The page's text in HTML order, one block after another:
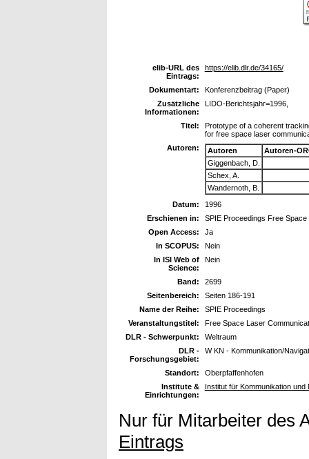
elib-URL des
Eintrags:
https://elib.dlr.de/34165/
Dokumentart:
Konferenzbeitrag (Paper)
Zusätzliche
Informationen:
LIDO-Berichtsjahr=1996,
Titel:
Prototype of a coherent
for free space laser
Autoren:
Autoren
Autoren-
Giggenbach, D.
Schex, A.
Wandernoth, B.
Datum:
1996
Erschienen in:
SPIE Proceedings Free
Open Access:
Ja
In SCOPUS:
Nein
In ISI Web of
Science:
Nein
Band:
2699
Seitenbereich:
Seiten 186-191
Name der Reihe:
SPIE Proceedings
Veranstaltungstitel:
Free Space Laser
DLR - Schwerpunkt:
Weltraum
DLR -
Forschungsgebiet:
W KN - Kommunikation/
Standort:
Oberpfaffenhofen
Institute &
Einrichtungen:
Institut für Kommunikation
Nur für Mitarbeiter des
Eintrags